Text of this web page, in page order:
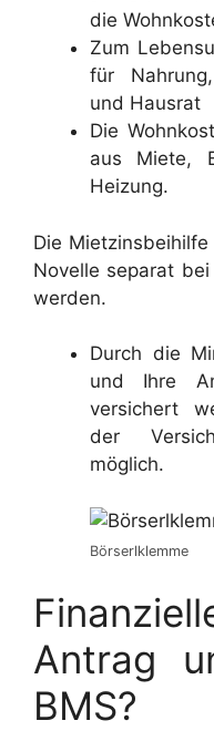
die
Zum
für
und Hausrat
Die
aus Miete,
Heizung.
Die
Novelle separat
werden.
Durch die
und Ihre
versichert
der
möglich.
Börserlklemme
Antrag
BMS?